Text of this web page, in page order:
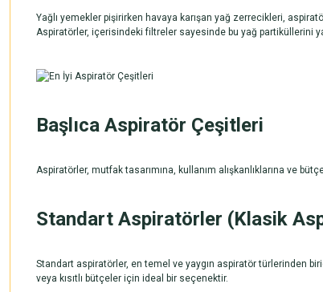
Yağlı yemekler pişirirken havaya karışan yağ zerrecikleri,
Aspiratörler, içerisindeki filtreler sayesinde bu yağ partiküllerini
Başlıca Aspiratör Çeşitleri
Aspiratörler, mutfak tasarımına, kullanım alışkanlıklarına ve
Standart Aspiratörler (Klasik
Standart aspiratörler, en temel ve yaygın aspiratör türlerinden
veya kısıtlı bütçeler için ideal bir seçenektir.